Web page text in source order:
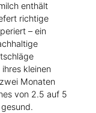
enthält
richtige
– ein
kleinen
Monaten
von 2.5 auf 5